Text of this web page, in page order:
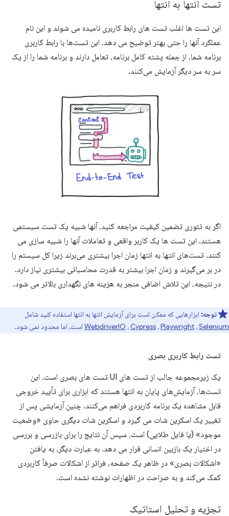
تست انتها به انتها
این تست ها اغلب تست های رابط کاربری نامیده می شوند و این نام
عملکرد آنها را حتی بهتر توضیح می دهد. این تست‌ها با رابط کاربری
برنامه شما، از جمله پشته کامل برنامه، تعامل دارند و برنامه شما را از یک
سر به سر دیگر آزمایش می‌کنند.
اگر به تئوری تضمین کیفیت مراجعه کنید، آنها شبیه یک تست سیستمی
هستند. این تست ها یک کاربر واقعی و تعاملات آنها را شبیه سازی می
کنند. تست‌های انتها به انتها زمان اجرا بیشتری می‌برند زیرا کل سیستم را
در بر می‌گیرند و زمان اجرا بیشتر به قدرت محاسباتی بیشتری نیاز دارد.
در نتیجه، این تلاش اضافی منجر به هزینه های نگهداری بالاتر می شود.
توجه: ابزارهایی که ممکن است برای آزمایش انتها به انتها استفاده کنید شامل
WebdriverIO ، Cypress ،Playwright ،Selenium است، اما محدود نمی شود.
تست رابط کاربری بصری
یک زیرمجموعه جالب از تست های UI تست های بصری است. این
تست‌ها، آزمایش‌های پایان به انتها هستند که ابزاری برای تأیید خروجی
قابل مشاهده یک برنامه کاربردی فراهم می‌کنند. چنین آزمایشی پس از
تغییر یک اسکرین شات می گیرد و اسکرین شات دیگری حاوی «وضعیت
موجود» (یا فایل طلایی) است، سپس آن نتایج را برای بازرسی و بررسی
در اختیار یک بازبین انسانی قرار می دهد. به عبارت دیگر، به یافتن
«اشکالات بصری» در ظاهر یک صفحه، فراتر از اشکالات صرفاً کاربردی
کمک می‌کند و به صراحت در اظهارات نوشته نشده است.
تجزیه و تحلیل استاتیک